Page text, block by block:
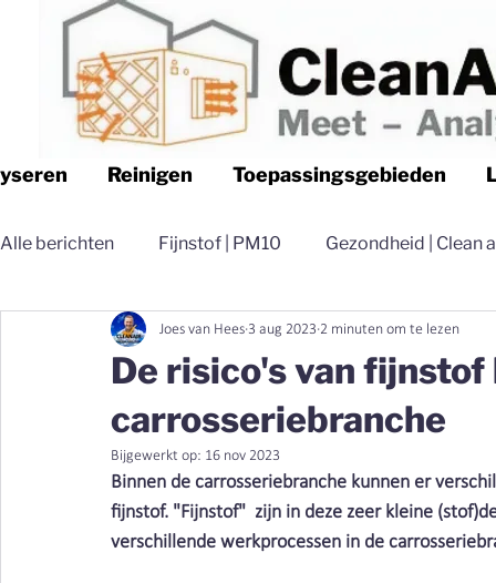
Reinigen Toepassingsgebieden
Alle berichten Fijnstof | PM10 Gezondheid | Clean
Logistiek | Clean air Nederland Luchtfilteren |
Magazijn | Clean air Nederland Distributie | Clean
Vieze producten | Clean air Stofbindende zeep
De risico's van fijnstof
carrosseriebranche
Joes van Hees 3 aug 2023 2 minuten om te lezen
Bijgewerkt op: 16 nov 2023
Binnen de carrosseriebranche kunnen er
fijnstof. "Fijnstof"  zijn in deze zeer kleine
verschillende werkprocessen in de